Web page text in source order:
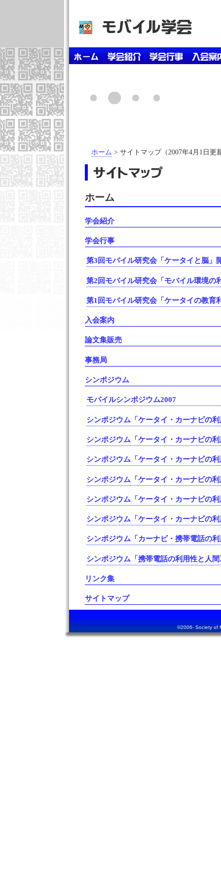
ホーム > サイトマップ（2007年4月1日更
ホーム
学会紹介
学会行事
第3回モバイル研究会「ケータイと脳」
第2回モバイル研究会「モバイル環境の
第1回モバイル研究会「ケータイの教育
入会案内
論文集販売
事務局
シンポジウム
モバイルシンポジウム2007
シンポジウム「ケータイ・カーナビの
シンポジウム「ケータイ・カーナビの
シンポジウム「ケータイ・カーナビの
シンポジウム「ケータイ・カーナビの
シンポジウム「ケータイ・カーナビの
シンポジウム「ケータイ・カーナビの
シンポジウム「カーナビ・携帯電話の
シンポジウム「携帯電話の利用性と人
リンク集
サイトマップ
©2006- Society of